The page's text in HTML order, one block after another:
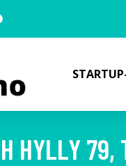
HYLLY 79,